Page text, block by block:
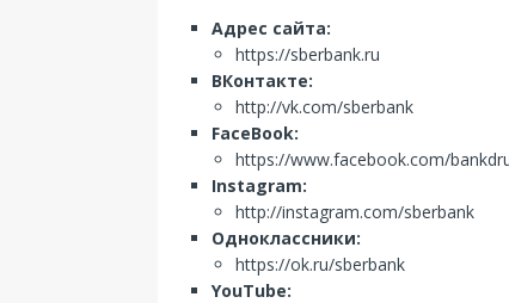
Адрес сайта:
https://sberbank.ru
ВКонтакте:
http://vk.com/sberbank
FaceBook:
https://www.facebook.com/
Instagram:
http://instagram.com/sberbank
Одноклассники:
https://ok.ru/sberbank
YouTube: